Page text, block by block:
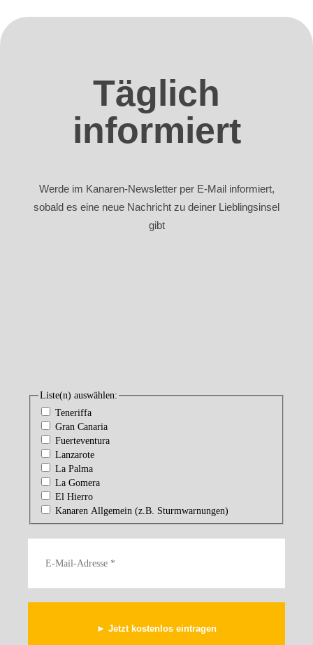
Täglich
informiert
Werde im Kanaren-Newsletter per E-Mail informiert,
sobald es eine neue Nachricht zu deiner Lieblingsinsel
gibt
Liste(n) auswählen:
Teneriffa
Gran Canaria
Fuerteventura
Lanzarote
La Palma
La Gomera
El Hierro
Kanaren Allgemein (z.B. Sturmwarnungen)